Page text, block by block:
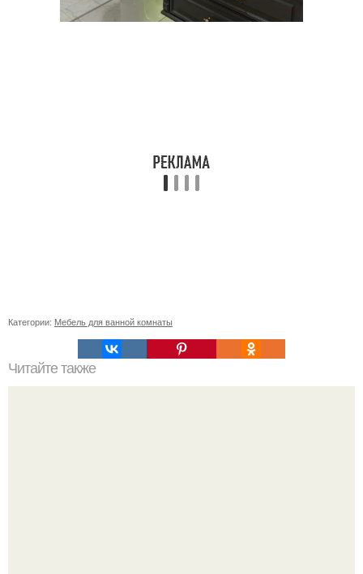
Категории: Мебель для ванной комнаты
Читайте также